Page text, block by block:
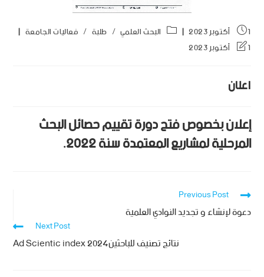
1 أكتوبر 2023 البحث العلمي / طلبة / فعاليات الجامعة
1 أكتوبر 2023
اعلان
إعلان بخصوص فتح دورة تقييم حصائل البحث
المرحلية لمشاريع المعتمدة سنة 2022.
Previous Post
دعوة لإنشاء و تجديد النوادي العلمية
Next Post
نتائج تصنيف للباحثين2024 Ad Scientic index